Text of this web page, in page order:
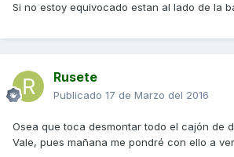
Si no estoy equivocado estan al lado de la
Rusete
Publicado 17 de Marzo del 2016
Osea que toca desmontar todo el cajón de
Vale, pues mañana me pondré con ello a